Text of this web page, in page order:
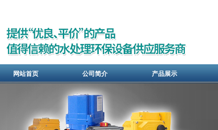
网站首页 公司简介 产品展示